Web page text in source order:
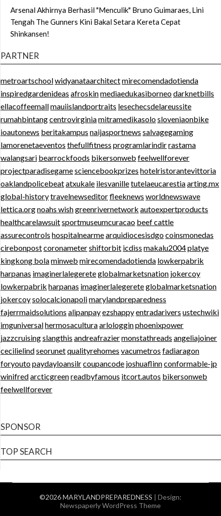
Arsenal Akhirnya Berhasil "Menculik" Bruno Guimaraes, Lini
Tengah The Gunners Kini Bakal Setara Kereta Cepat
Shinkansen!
PARTNER
metroartschoolwidyanataarchitectmirecomendadotienda
inspiredgardenideas afroskinmediaedukasiborneodarknetbills
ellacoffeemallmauiislandportraits lesechecsdelareussite
rumahbintangcentrovirginiamitramedikasolosloveniaonbike
ioautonews beritakampus naijasportnews salvagegaming
lamorenetaeventos thefullfitness programlarindirrastama
walangsari bearrockfoods bikersonweb feelwellforever
projectparadisegamesciencebookprizes hotelristorantevittoria
oaklandpolicebeatatxukale ilesvanilletutelaeucarestiaarting.mx
global-historytravelnewseditorfleeknews worldnewswave
lettica.orgnoahs wishgreenrivernetwork autoexpertproducts
healthcarelawsuitsportmuseumcuracao beef cattle
assurecontrols hospitalnearmearquidiocesisdgocoinsmonedas
cirebonpostcoronametershiftorbit icdiss makalu2004platye
kingkong bolaminweb mirecomendadotienda lowkerpabrik
harpanas imaginerlalegereteglobalmarketsnation jokercoy
lowkerpabrik harpanas imaginerlalegereteglobalmarketsnation
jokercoysolocalcionapolimarylandpreparedness
fajerrmaidsolutions alipanpayezshappyentradarivers ustechwiki
imguniversalhermosaculturaarlologginphoenixpower
jazzcruisingslangthis andreafraziermonstathreads angeliajoiner
cecilielindseorunetqualityrehomes vacumetros fadiaragon
foryoutopaydayloansilrcoupancode joshuaflinnconformable-jp
winifredarcticgreenreadbyfamous itcort.autos bikersonweb
feelwellforever
SPONSOR
TOP SEARCH
©2026 MARYLANDPREPAREDNESS | Design:
Newspaperly WordPress Theme